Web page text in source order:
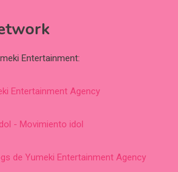
Entertainment:
Entertainment Agency
- Movimiento idol
de Yumeki Entertainment Agency